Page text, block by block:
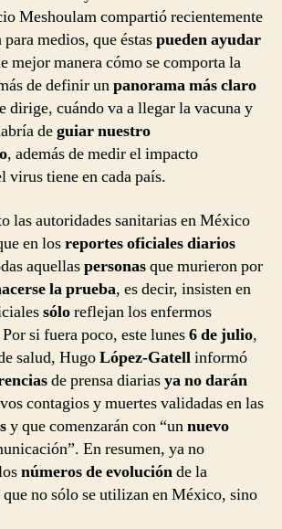
Meshoulam compartió recientemente
medios, que éstaspueden ayudar
mejor manera cómo se comporta la
de definir unpanorama más claro
dirige, cuándo va a llegar la vacuna y
deguiar nuestro
, además de medir el impacto
virus tiene en cada país.
las autoridades sanitarias en México
en losreportes oficiales diarios
aquellaspersonasque murieron por
la prueba, es decir, insisten en
sóloreflejan los enfermos
si fuera poco, este lunes6 de julio,
salud, HugoLópez-Gatellinformó
de prensa diariasya no darán
contagios y muertesvalidadas en las
y que comenzarán con “unnuevo
En resumen, ya no
números de evoluciónde la
no sólo se utilizan en México, sino